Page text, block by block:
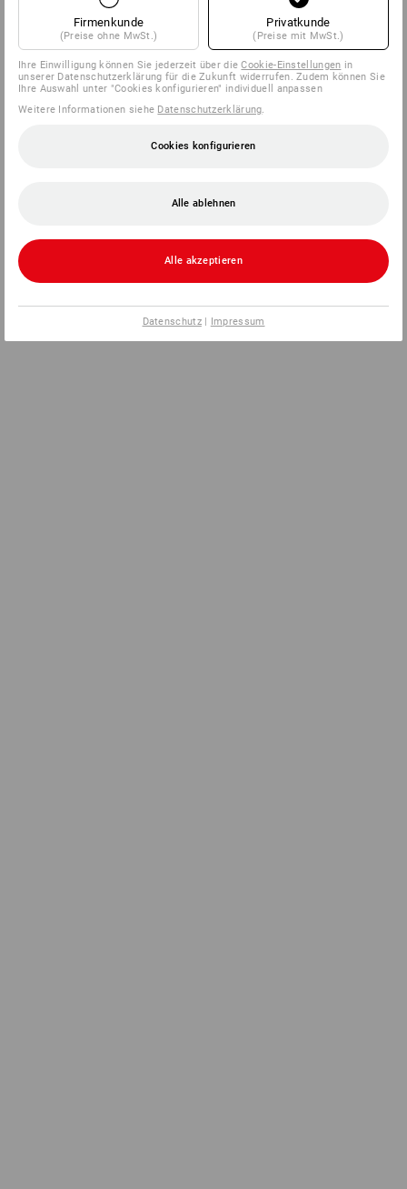
Firmenkunde
(Preise ohne MwSt.)
Privatkunde
(Preise mit MwSt.)
Ihre Einwilligung können Sie jederzeit über dieCookie-Einstellungen in
unserer Datenschutzerklärung für die Zukunft widerrufen. Zudem können Sie
Ihre Auswahl unter "Cookies konfigurieren" individuell anpassen
Weitere Informationen siehe Datenschutzerklärung
Cookies konfigurieren
Alle ablehnen
Alle akzeptieren
Datenschutz| Impressum